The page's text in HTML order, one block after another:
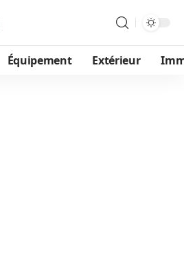
Équipement Extérieur